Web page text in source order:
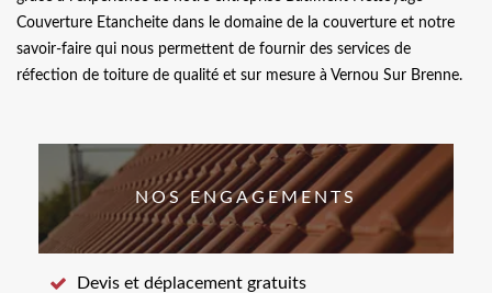
Couverture Etancheite dans le domaine de la couverture et notre
savoir-faire qui nous permettent de fournir des services de
réfection de toiture de qualité et sur mesure à Vernou Sur Brenne.
NOS ENGAGEMENTS
Devis et déplacement gratuits